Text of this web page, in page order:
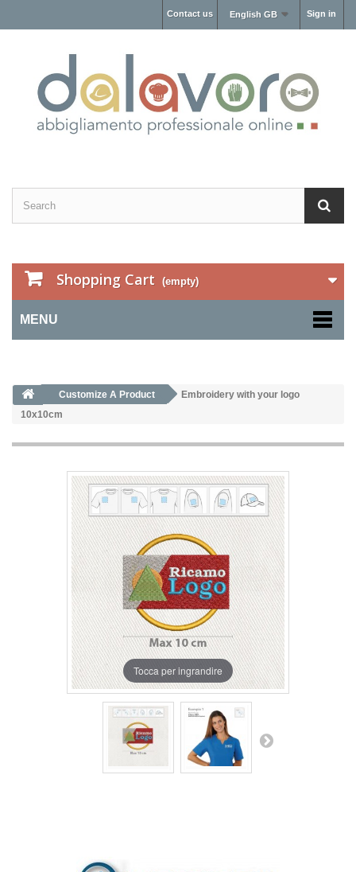
Sign in
English GB
Contact us
Shopping Cart (empty)
MENU
Customize A Product
Embroidery with your logo
10x10cm
Tocca per ingrandire